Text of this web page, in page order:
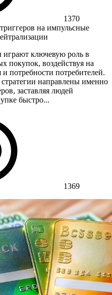
1370
на импульсные
ключевую роль в
покупок, воздействуя на
потребности потребителей.
направлены именно
заставляя людей
быстро...
1369